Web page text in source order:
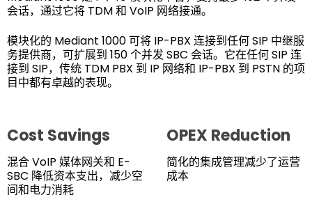
会话，通过它将 TDM 和 VoIP 网络接通。
模块化的 Mediant 1000 可将 IP-PBX 连接到任何 SIP 中继服
务提供商，可扩展到 150 个并发 SBC 会话。它在任何 SIP 连
接到 SIP，传统 TDM PBX 到 IP 网络和 IP-PBX 到 PSTN 的项
目中都有卓越的表现。
Cost Savings
混合 VoIP 媒体网关和 E-
SBC 降低资本支出，减少空
间和电力消耗
OPEX Reduction
简化的集成管理减少了运营
成本